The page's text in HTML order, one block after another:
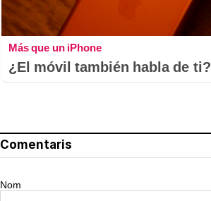
Más que un iPhone
¿El móvil también habla de ti?
Comentaris
Nom